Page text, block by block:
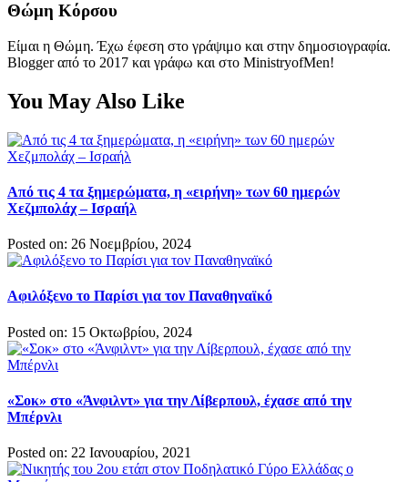
Θώμη Κόρσου
Είμαι η Θώμη. Έχω έφεση στο γράψιμο και στην δημοσιογραφία.
Blogger από το 2017 και γράφω και στο MinistryofMen!
You May Also Like
Από τις 4 τα ξημερώματα, η «ειρήνη» των 60 ημερών
Χεζμπολάχ – Ισραήλ
Posted on: 26 Νοεμβρίου, 2024
Αφιλόξενο το Παρίσι για τον Παναθηναϊκό
Posted on: 15 Οκτωβρίου, 2024
«Σοκ» στο «Άνφιλντ» για την Λίβερπουλ, έχασε από την
Μπέρνλι
Posted on: 22 Ιανουαρίου, 2021